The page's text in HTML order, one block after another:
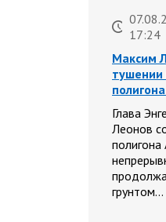
17:24
Максим
тушении
Глава
Леонов
грунтом…